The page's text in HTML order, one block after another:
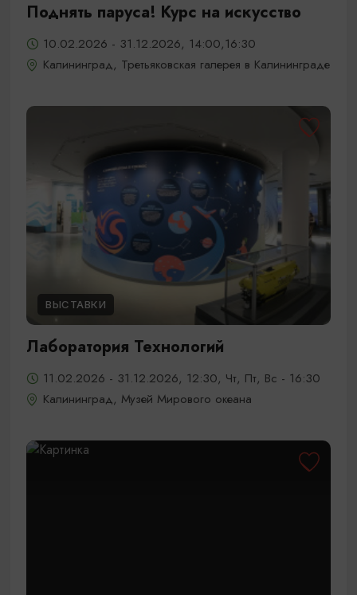
Поднять паруса! Курс на искусство
10.02.2026 - 31.12.2026, 14:00,16:30
Калининград, Третьяковская галерея в Калининграде
ВЫСТАВКИ
Лаборатория Технологий
11.02.2026 - 31.12.2026, 12:30, Чт, Пт, Вс - 16:30
Калининград, Музей Мирового океана